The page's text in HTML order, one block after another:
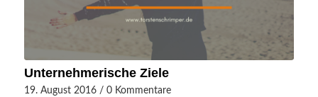
Unternehmerische Ziele
19. August 2016 / 0 Kommentare